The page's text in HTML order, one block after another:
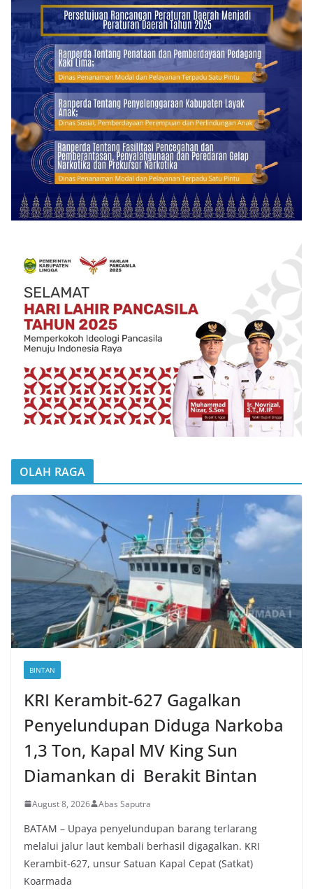
OLAH RAGA
BINTAN
KRI Kerambit-627 Gagalkan
Penyelundupan Diduga Narkoba
1,3 Ton, Kapal MV King Sun
Diamankan di Berakit Bintan
August 8, 2026 Abas Saputra
BATAM – Upaya penyelundupan barang terlarang
melalui jalur laut kembali berhasil digagalkan. KRI
Kerambit-627, unsur Satuan Kapal Cepat (Satkat)
Koarmada